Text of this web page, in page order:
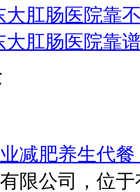
大肛肠医院靠
大肛肠医院靠
减肥养生代餐
限公司，位